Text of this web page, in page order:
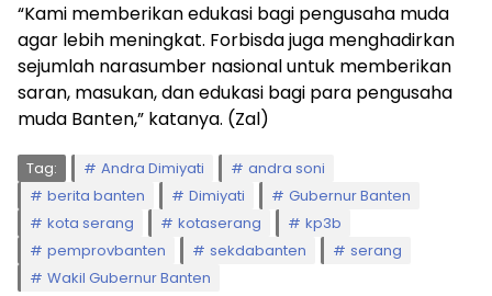
“Kami memberikan edukasi bagi pengusaha muda
agar lebih meningkat. Forbisda juga menghadirkan
sejumlah narasumber nasional untuk memberikan
saran, masukan, dan edukasi bagi para pengusaha
muda Banten,” katanya. (Zal)
Tag: Andra Dimiyati
andra soni
berita banten
Dimiyati
Gubernur Banten
kota serang
kotaserang
kp3b
pemprovbanten
sekdabanten
serang
Wakil Gubernur Banten